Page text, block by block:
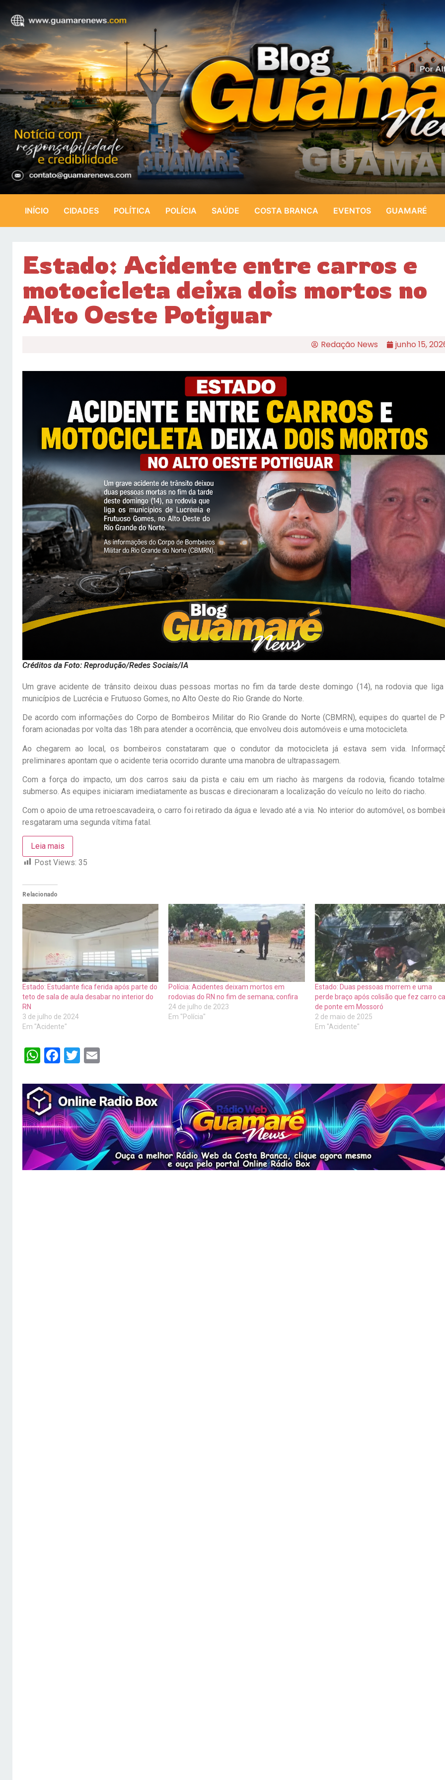
INÍCIO CIDADES POLÍTICA POLÍCIA SAÚDE COSTA BRANCA EVENTOS GUAMARÉ
Estado: Acidente entre carros e
motocicleta deixa dois mortos no
Alto Oeste Potiguar
Redação News junho 15,
Créditos da Foto: Reprodução/Redes Sociais/IA
Um grave acidente de trânsito deixou duas pessoas mortas no fim da tarde deste domingo (14), na rodovia que
municípios de Lucrécia e Frutuoso Gomes, no Alto Oeste do Rio Grande do Norte.
De acordo com informações do Corpo de Bombeiros Militar do Rio Grande do Norte (CBMRN), equipes do quartel de
foram acionadas por volta das 18h para atender a ocorrência, que envolveu dois automóveis e uma motocicleta.
Ao chegarem ao local, os bombeiros constataram que o condutor da motocicleta já estava sem vida.
preliminares apontam que o acidente teria ocorrido durante uma manobra de ultrapassagem.
Com a força do impacto, um dos carros saiu da pista e caiu em um riacho às margens da rodovia, ficando
submerso. As equipes iniciaram imediatamente as buscas e direcionaram a localização do veículo no leito do riacho.
Com o apoio de uma retroescavadeira, o carro foi retirado da água e levado até a via. No interior do automóvel, os
resgataram uma segunda vítima fatal.
Leia mais
Post Views: 35
Relacionado
Estado: Estudante fica ferida após parte do
teto de sala de aula desabar no interior do
RN
3 de julho de 2024
Em "Acidente"
Polícia: Acidentes deixam mortos em
rodovias do RN no fim de semana; confira
24 de julho de 2023
Em "Polícia"
Estado: Duas pessoas morrem e uma
perde braço após colisão que fez carro
de ponte em Mossoró
2 de maio de 2025
Em "Acidente"
WhatsApp
Facebook
Twitter
Email